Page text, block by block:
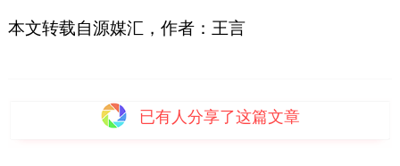
本文转载自源媒汇，作者：王言
已有人分享了这篇文章